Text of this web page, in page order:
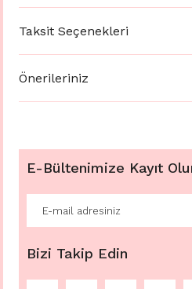
Taksit Seçenekleri
Önerileriniz
E-Bültenimize Kayıt
Bizi Takip Edin